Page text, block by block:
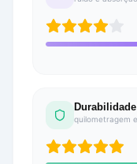
Durabilidade
quilometragem